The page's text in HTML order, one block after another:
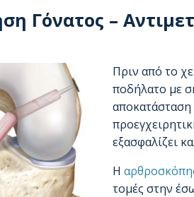
Γόνατος –
Πριν από το
ποδήλατο με
εξασφαλίζει
Η
τομές στην